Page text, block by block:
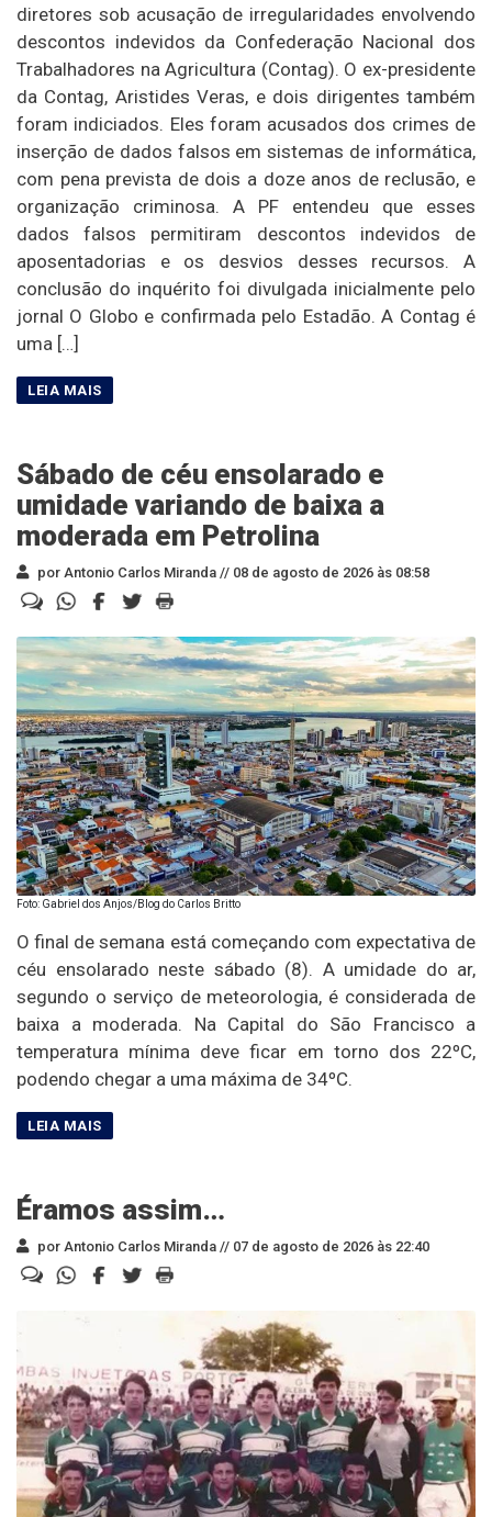
diretores sob acusação de irregularidades envolvendo
descontos indevidos da Confederação Nacional dos
Trabalhadores na Agricultura (Contag). O ex-presidente
da Contag, Aristides Veras, e dois dirigentes também
foram indiciados. Eles foram acusados dos crimes de
inserção de dados falsos em sistemas de informática,
com pena prevista de dois a doze anos de reclusão, e
organização criminosa. A PF entendeu que esses
dados falsos permitiram descontos indevidos de
aposentadorias e os desvios desses recursos. A
conclusão do inquérito foi divulgada inicialmente pelo
jornal O Globo e confirmada pelo Estadão. A Contag é
uma […]
Sábado de céu ensolarado e
umidade variando de baixa a
moderada em Petrolina
por Antonio Carlos Miranda // 08 de agosto de 2026 às 08:58
Foto: Gabriel dos Anjos/Blog do Carlos Britto
O final de semana está começando com expectativa de
céu ensolarado neste sábado (8). A umidade do ar,
segundo o serviço de meteorologia, é considerada de
baixa a moderada. Na Capital do São Francisco a
temperatura mínima deve ficar em torno dos 22ºC,
podendo chegar a uma máxima de 34ºC.
Éramos assim…
por Antonio Carlos Miranda // 07 de agosto de 2026 às 22:40